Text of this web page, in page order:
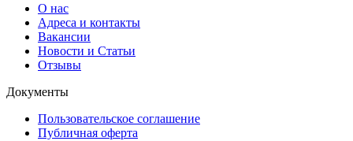
О нас
Адреса и контакты
Вакансии
Новости и Статьи
Отзывы
Документы
Пользовательское соглашение
Публичная оферта